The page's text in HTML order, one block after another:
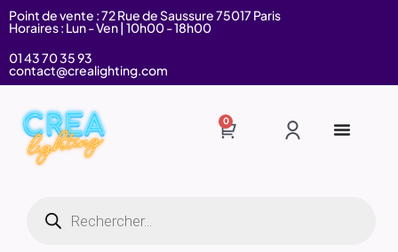
Point de vente : 72 Rue de Saussure 75017 Paris
Horaires : Lun - Ven | 10h00 - 18h00
01 43 70 35 93
contact@crealighting.com
0